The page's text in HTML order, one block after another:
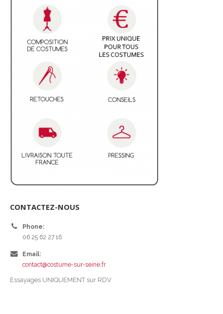
CONTACTEZ-NOUS
Phone:
06 25 62 27 16
Email:
contact@costume-sur-seine.fr
Essayages UNIQUEMENT sur RDV